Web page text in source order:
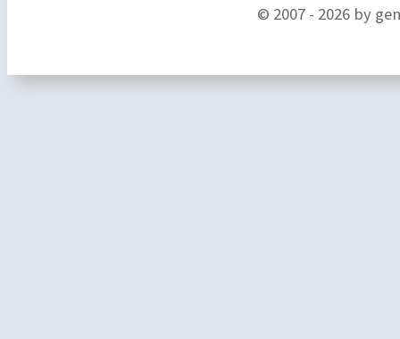
© 2007 - 2026 by